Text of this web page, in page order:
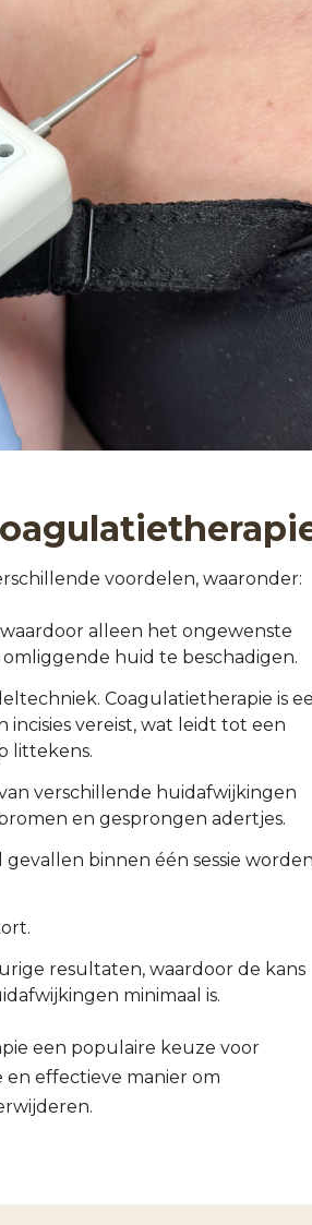
voordelen, waaronder:
alleen het ongewenste
huid te beschadigen.
Coagulatietherapie is
vereist, wat leidt tot een
littekens.
verschillende huidafwijkingen
en gesprongen adertjes.
binnen één sessie worden
resultaten, waardoor de kans
minimaal is.
een populaire keuze voor
en effectieve manier om